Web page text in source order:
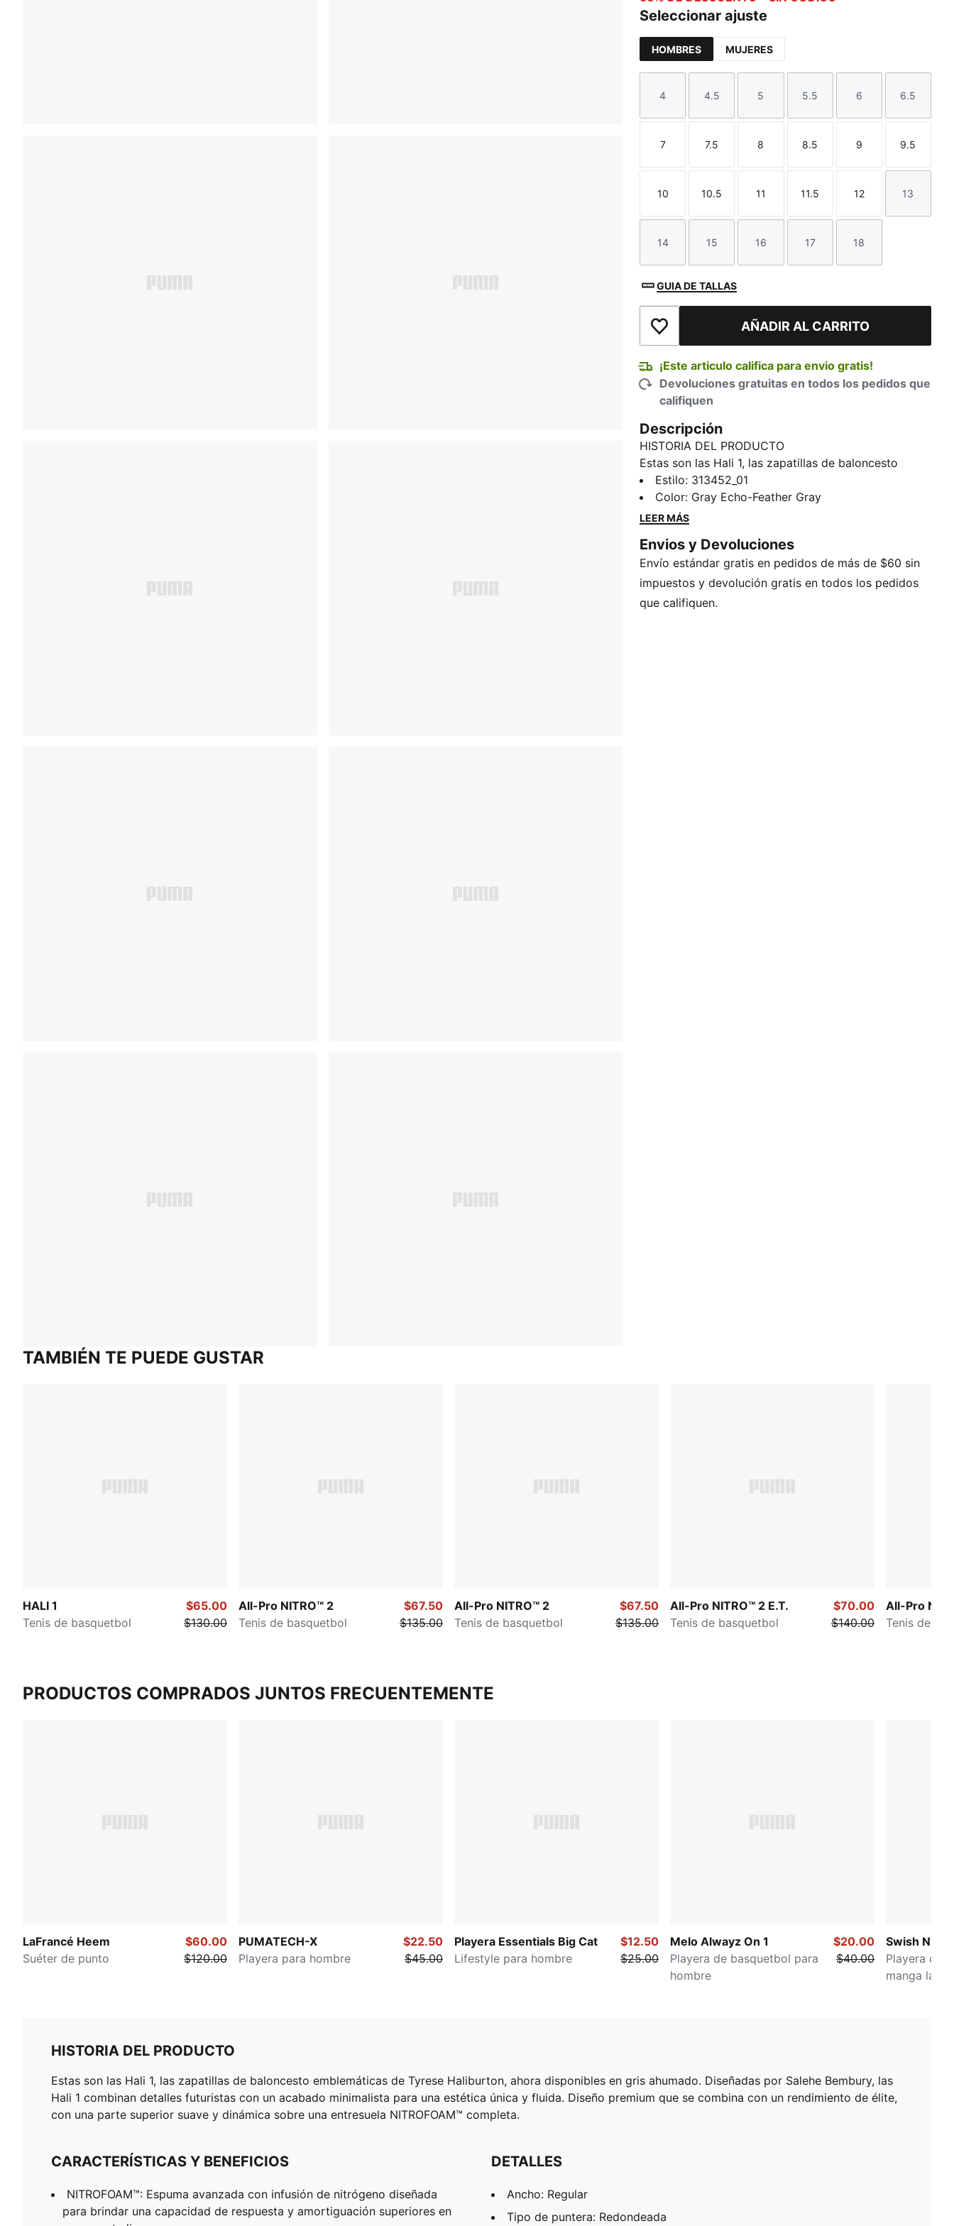
Seleccionar ajuste
HOMBRES MUJERES
Talla
4
Talla
4.5
Talla
5
Talla
5.5
Talla
6
Talla
6.5
Talla
7
Talla
7.5
Talla
8
Talla
8.5
Talla
9
Talla
9.5
Talla
10
Talla
10.5
Talla
11
Talla
11.5
Talla
12
Talla
13
Talla
14
Talla
15
Talla
16
Talla
17
Talla
18
GUIA DE TALLAS
Añadir a la lista de deseosAÑADIR AL CARRITO
¡Este articulo califica para envio gratis!
Devoluciones gratuitas en todos los pedidos que
califiquen
Descripción
HISTORIA DEL PRODUCTO
Estas son las Hali 1, las zapatillas de baloncesto
emblemáticas de Tyrese Haliburton, ahora
disponibles en gris ahumado. Diseñadas por Salehe
Bembury, las Hali 1 combinan detalles futuristas con
fluida. Diseño premium que se combina con un
rendimiento de élite, con una parte superior suave y
dinámica sobre una entresuela NITROFOAM™
completa.
Estilo: 313452_01
Color: Gray Echo-Feather Gray
LEER MÁS
Envios y Devoluciones
Envío estándar gratis en pedidos de más de $60 sin
impuestos y devolución gratis en todos los pedidos
que califiquen.
TAMBIÉN TE PUEDE GUSTAR
HALI 1
Tenis de basquetbol
$65.00
$130.00
All-Pro NITRO™ 2
Tenis de basquetbol
$67.50
$135.00
All-Pro NITRO™ 2
Tenis de basquetbol
$67.50
$135.00
All-Pro NITRO™ 2 E.T.
Tenis de basquetbol
$70.00
$140.00
All-Pro
Tenis de
PRODUCTOS COMPRADOS JUNTOS FRECUENTEMENTE
LaFrancé Heem
Suéter de punto
$60.00
$120.00
PUMATECH-X
Playera para hombre
$22.50
$45.00
Playera Essentials Big Cat
Lifestyle para hombre
$12.50
$25.00
Melo Alwayz On 1
Playera de basquetbol para
hombre
$20.00
$40.00
Swish N' Ink
Playera de
manga
HISTORIA DEL PRODUCTO
Estas son las Hali 1, las zapatillas de baloncesto emblemáticas de Tyrese Haliburton, ahora disponibles en gris ahumado. Diseñadas por Salehe Bembury, las
Hali 1 combinan detalles futuristas con un acabado minimalista para una estética única y fluida. Diseño premium que se combina con un rendimiento de élite,
con una parte superior suave y dinámica sobre una entresuela NITROFOAM™ completa.
CARACTERÍSTICAS Y BENEFICIOS
NITROFOAM™: Espuma avanzada con infusión de nitrógeno diseñada
para brindar una capacidad de respuesta y amortiguación superiores en
DETALLES
Ancho: Regular
Tipo de puntera: Redondeada